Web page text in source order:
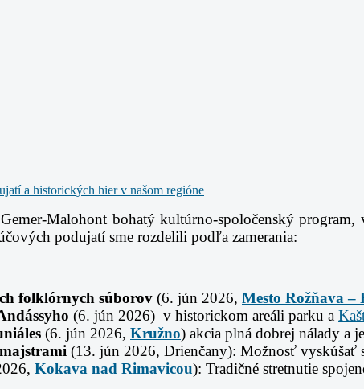
Malohont bohatý kultúrno-spoločenský
podujatí sme rozdelili podľa zamerania:
folklórnych súborov (6. jún 2026, Mesto Rožňava –
(6. jún 2026) v historickom areáli parku a
(6. jún 2026, Kružno) akcia plná dobrej nálady a
(13. jún 2026, Drienčany): Možnosť vyskúšať
Kokava nad Rimavicou): Tradičné stretnutie